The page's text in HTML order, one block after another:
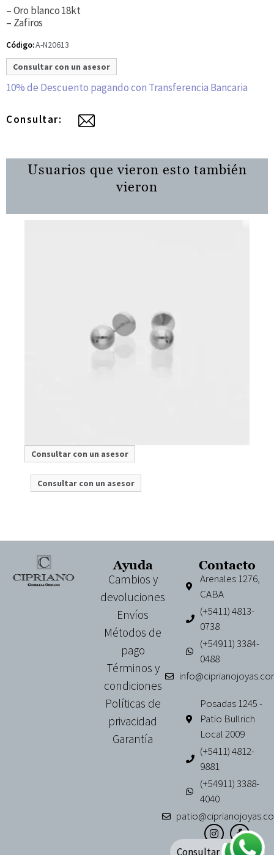
– Oro blanco 18kt
– Zafiros
Código:A-N20613
Consultar con un asesor
10% de Descuento pagando con Transferencia Bancaria
Consultar:
Usuarios que vieron esto también
vieron
Consultar con un asesor
Consultar con un asesor
Ayuda
Cambios y
devoluciones
Envíos
Métodos de
pago
Términos y
condiciones
Políticas de
privacidad
Garantía
Contacto
Arenales 1276,
CABA
(+5411) 4813-
0738
(+54911) 3384-
0488
Posadas 1245 -
Patio Bullrich
Local 2009
(+5411) 4812-
9881
(+54911) 3388-
4040